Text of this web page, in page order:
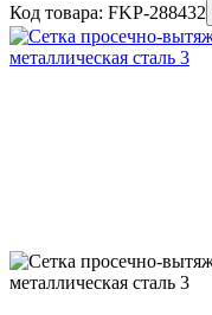
Код товара: FKP-288432